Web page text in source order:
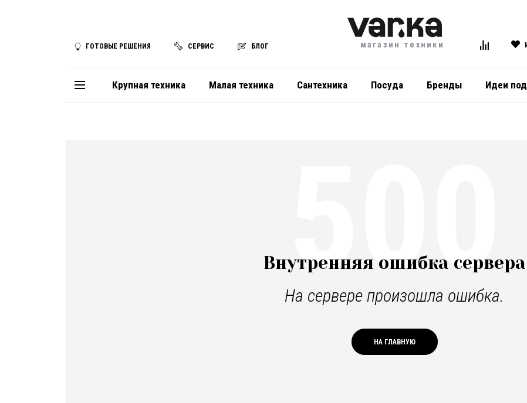
ГОТОВЫЕ РЕШЕНИЯ СЕРВИС БЛОГ магазин техники
Крупная техника Малая техника Сантехника Посуда Бренды Идеи
Внутренняя ошибка сервера
На сервере произошла ошибка.
НА ГЛАВНУЮ
500